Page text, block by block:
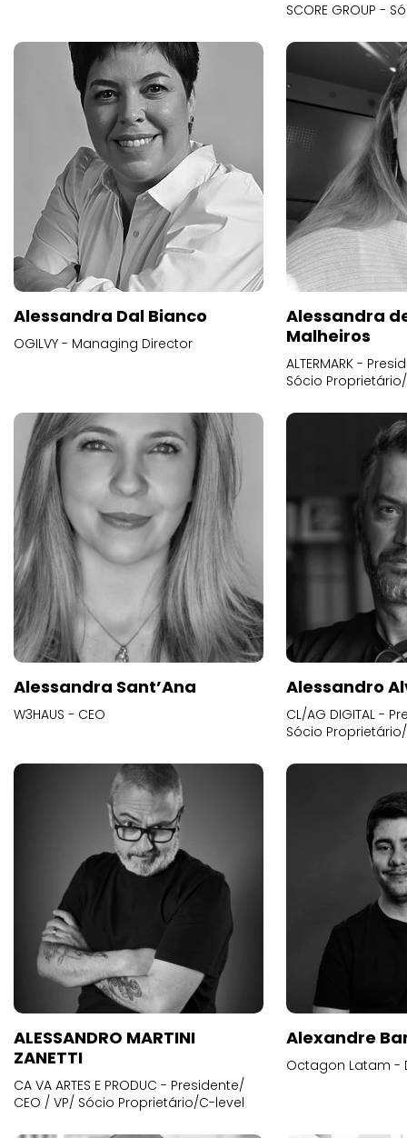
SCORE GROUP -
Alessandra Dal Bianco
OGILVY - Managing Director
Alessandra
Malheiros
ALTERMARK -
Sócio
Alessandra Sant’Ana
W3HAUS - CEO
Alessandro
CL/AG DIGITAL -
Sócio
ALESSANDRO MARTINI
ZANETTI
CA VA ARTES E PRODUC - Presidente/
CEO / VP/ Sócio Proprietário/C-level
Alexandre
Octagon Latam -